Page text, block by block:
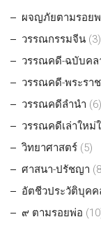
ผจญภัยตามรอยพ
วรรณกรรมจีน (3)
วรรณคดี-ฉบับคล
วรรณคดี-พระรา
วรรณคดีลำนำ (6)
วรรณคดีเล่าใหม่
วิทยาศาสตร์ (5)
ศาสนา-ปรัชญา
อัตชีวประวัติบุค
๙ ตามรอยพ่อ